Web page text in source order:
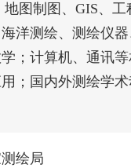
图制图、GIS、工
洋测绘、测绘仪
；计算机、通讯
；国内外测绘学
绘局